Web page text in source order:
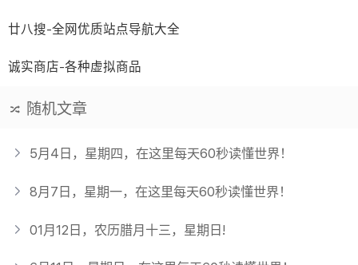
廿八搜-全网优质站点导航大全
诚实商店-各种虚拟商品
随机文章
5月4日，星期四，在这里每天60秒读懂世界！
8月7日，星期一，在这里每天60秒读懂世界！
01月12日，农历腊月十三，星期日!